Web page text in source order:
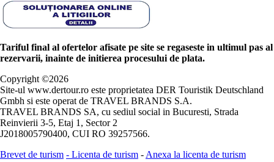
Tariful final al ofertelor afisate pe site se regaseste in ultimul pas al
rezervarii, inainte de initierea procesului de plata.
Copyright ©2026
Site-ul www.dertour.ro este proprietatea DER Touristik Deutschland
Gmbh si este operat de TRAVEL BRANDS S.A.
TRAVEL BRANDS SA, cu sediul social in Bucuresti, Strada
Reinvierii 3-5, Etaj 1, Sector 2
J2018005790400, CUI RO 39257566.
Brevet de turism - Licenta de turism - Anexa la licenta de turism